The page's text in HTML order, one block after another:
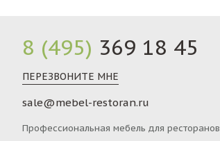
8 (495) 369 18 45
ПЕРЕЗВОНИТЕ МНЕ
sale@mebel-restoran.ru
Профессиональная мебель для ресторанов